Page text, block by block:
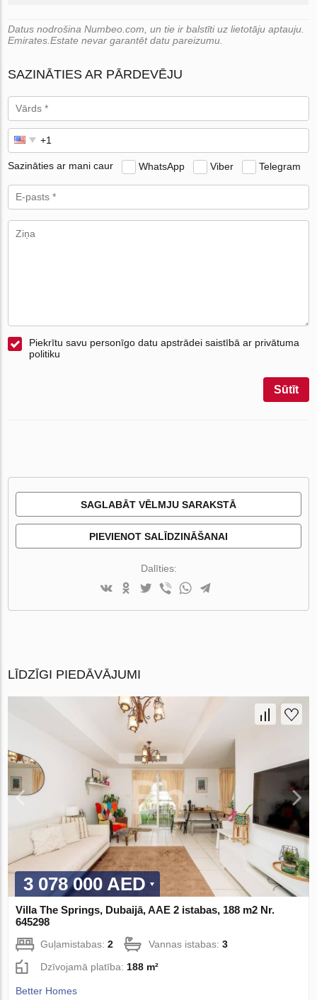
Datus nodrošina Numbeo.com, un tie ir balstīti uz lietotāju aptauju.
Emirates.Estate nevar garantēt datu pareizumu.
SAZINĀTIES AR PĀRDEVĒJU
Sazināties ar mani caur WhatsApp Viber Telegram
Piekrītu savu personīgo datu apstrādei saistībā ar privātuma
politiku
Sūtīt
SAGLABĀT VĒLMJU SARAKSTĀ
PIEVIENOT SALĪDZINĀŠANAI
Dalīties:
LĪDZĪGI PIEDĀVĀJUMI
3 078 000 AED
Villa The Springs, Dubaijā, AAE 2 istabas, 188 m2 Nr.
645298
Guļamistabas:2 Vannas istabas:3
Dzīvojamā platība:188 m²
Better Homes